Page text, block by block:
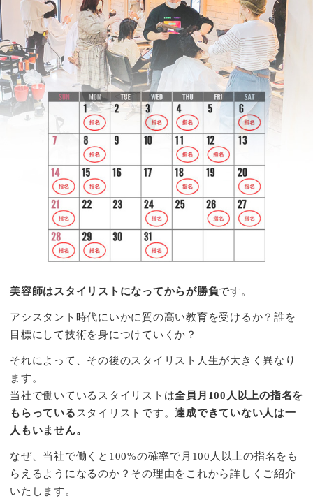
美容師はスタイリストになってからが勝負です。
アシスタント時代にいかに質の高い教育を受けるか？誰を
目標にして技術を身につけていくか？
それによって、その後のスタイリスト人生が大きく異なり
ます。
当社で働いているスタイリストは全員月100人以上の指名を
もらっている スタイリストです。達成できていない人は一
人もいません。
なぜ、当社で働くと100%の確率で月100人以上の指名をも
らえるようになるのか？その理由をこれから詳しくご紹介
いたします。